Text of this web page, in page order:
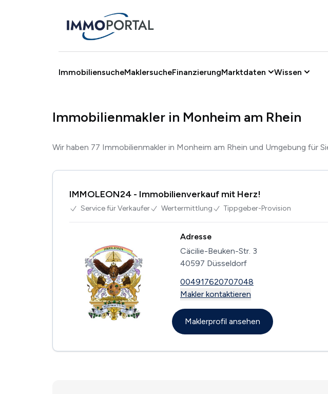
ImmobiliensucheMaklersucheFinanzierungMarktdaten Wissen
Immobilienmakler in Monheim am Rhein
Wir haben 77 Immobilienmakler in Monheim am Rhein und Umgebung für
IMMOLEON24 - Immobilienverkauf mit Herz!
Service für Verkaufer Wertermittlung Tippgeber-Provision
Adresse
Cäcilie-Beuken-Str. 3
40597 Düsseldorf
004917620707048
Makler kontaktieren
Maklerprofil ansehen